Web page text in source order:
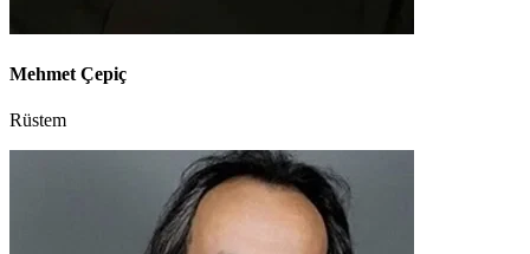
Mehmet Çepiç
Rüstem